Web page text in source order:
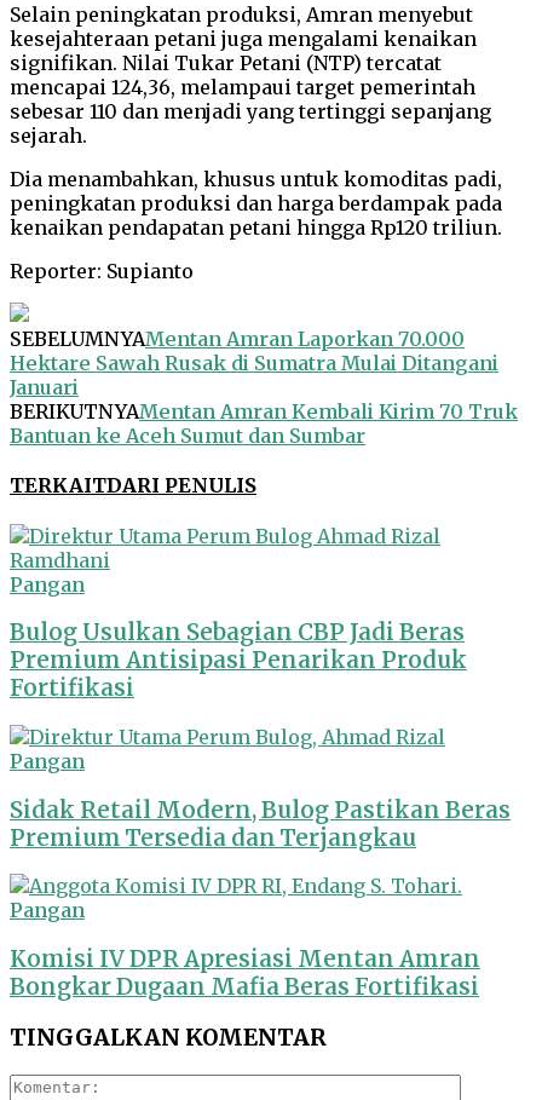
Selain peningkatan produksi, Amran menyebut
kesejahteraan petani juga mengalami kenaikan
signifikan. Nilai Tukar Petani (NTP) tercatat
mencapai 124,36, melampaui target pemerintah
sebesar 110 dan menjadi yang tertinggi sepanjang
sejarah.
Dia menambahkan, khusus untuk komoditas padi,
peningkatan produksi dan harga berdampak pada
kenaikan pendapatan petani hingga Rp120 triliun.
Reporter: Supianto
SEBELUMNYAMentan Amran Laporkan 70.000
Hektare Sawah Rusak di Sumatra Mulai Ditangani
Januari
BERIKUTNYAMentan Amran Kembali Kirim 70 Truk
Bantuan ke Aceh Sumut dan Sumbar
TERKAITDARI PENULIS
Pangan
Bulog Usulkan Sebagian CBP Jadi Beras
Premium Antisipasi Penarikan Produk
Fortifikasi
Pangan
Sidak Retail Modern, Bulog Pastikan Beras
Premium Tersedia dan Terjangkau
Pangan
Komisi IV DPR Apresiasi Mentan Amran
Bongkar Dugaan Mafia Beras Fortifikasi
TINGGALKAN KOMENTAR